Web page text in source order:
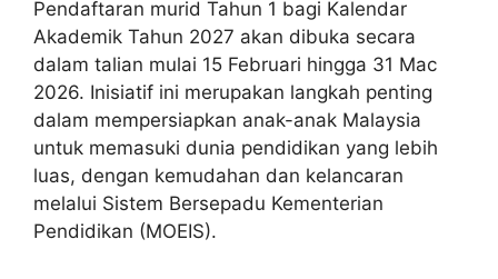
Pendaftaran murid Tahun 1 bagi Kalendar
Akademik Tahun 2027 akan dibuka secara
dalam talian mulai 15 Februari hingga 31 Mac
2026. Inisiatif ini merupakan langkah penting
dalam mempersiapkan anak-anak Malaysia
untuk memasuki dunia pendidikan yang lebih
luas, dengan kemudahan dan kelancaran
melalui Sistem Bersepadu Kementerian
Pendidikan (MOEIS).